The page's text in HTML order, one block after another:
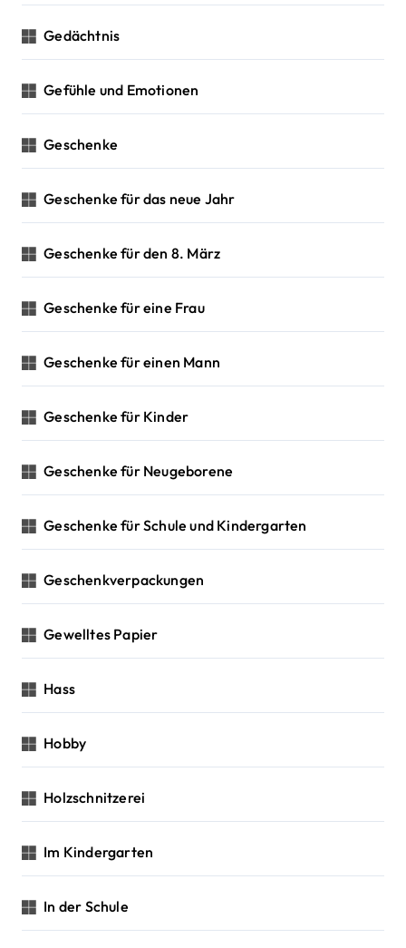
Gedächtnis
Gefühle und Emotionen
Geschenke
Geschenke für das neue Jahr
Geschenke für den 8. März
Geschenke für eine Frau
Geschenke für einen Mann
Geschenke für Kinder
Geschenke für Neugeborene
Geschenke für Schule und Kindergarten
Geschenkverpackungen
Gewelltes Papier
Hass
Hobby
Holzschnitzerei
Im Kindergarten
In der Schule